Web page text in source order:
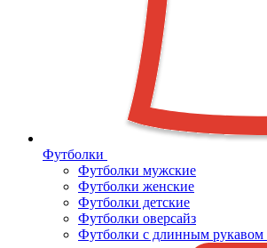
Футболки
Футболки мужские
Футболки женские
Футболки детские
Футболки оверсайз
Футболки с длинным рукавом